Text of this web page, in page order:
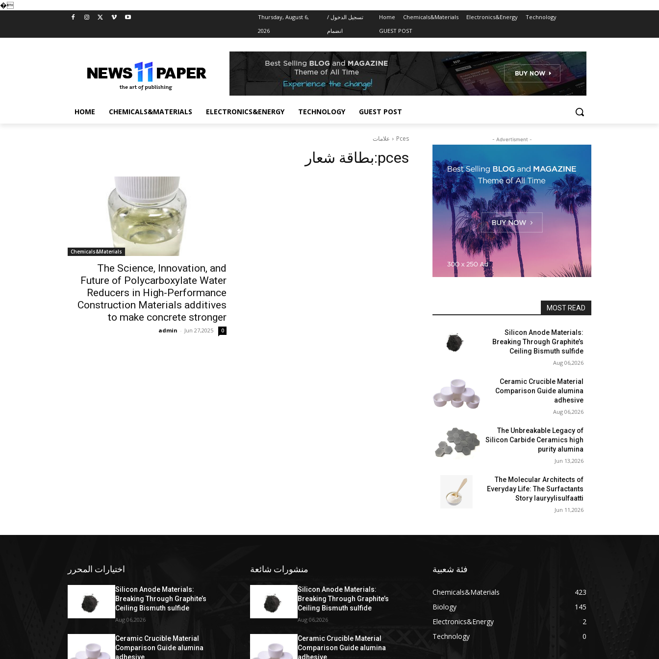
�
Thursday, August 6,
2026
تسجيل الدخول /
انضمام
Home Chemicals&Materials Electronics&Energy
Technology
GUEST POST
HOME CHEMICALS&MATERIALS ELECTRONICS&ENERGY TECHNOLOGY GUEST POST
علامات Pces
بطاقة شعار:pces
Chemicals&Materials
The Science, Innovation, and
Future of Polycarboxylate Water
Reducers in High-Performance
Construction Materials additives
to make concrete stronger
admin - Jun 27,2025 0
- Advertisment -
MOST READ
Silicon Anode Materials:
Breaking Through Graphite’s
Ceiling Bismuth sulfide
Aug 06,2026
Ceramic Crucible Material
Comparison Guide alumina
adhesive
Aug 06,2026
The Unbreakable Legacy of
Silicon Carbide Ceramics high
purity alumina
Jun 13,2026
The Molecular Architects of
Everyday Life: The Surfactants
Story lauryylisulfaatti
Jun 11,2026
اختيارات المحرر
Silicon Anode Materials:
Breaking Through Graphite’s
Ceiling Bismuth sulfide
Aug 06,2026
Ceramic Crucible Material
Comparison Guide alumina
adhesive
منشورات شائعة
Silicon Anode Materials:
Breaking Through Graphite’s
Ceiling Bismuth sulfide
Aug 06,2026
Ceramic Crucible Material
Comparison Guide alumina
adhesive
فئة شعبية
Chemicals&Materials
423
Biology
145
Electronics&Energy
2
Technology
0